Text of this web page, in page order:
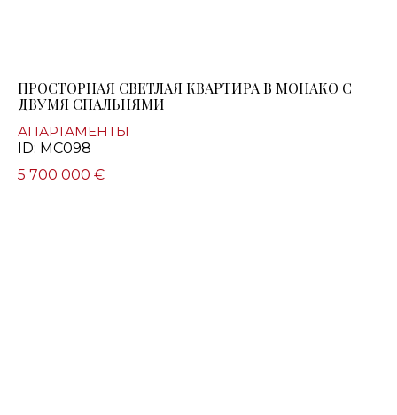
ПРОСТОРНАЯ СВЕТЛАЯ КВАРТИРА В МОНАКО С
ДВУМЯ СПАЛЬНЯМИ
АПАРТАМЕНТЫ
ID: MC098
5 700 000 €